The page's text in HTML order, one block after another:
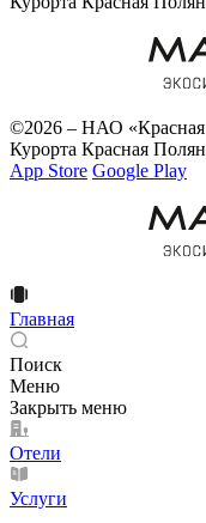
©2026 – НАО
Курорта Красная
App Store Google Play
Главная
Поиск
Меню
Закрыть меню
Отели
Услуги